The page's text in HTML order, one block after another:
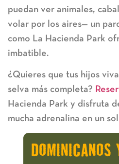
puedan ver animales,
volar por los aires— un
como La Hacienda Park
imbatible.
¿Quieres que tus hijos
selva más completa?
Hacienda Park y disfruta
mucha adrenalina en un
DOMINICANOS